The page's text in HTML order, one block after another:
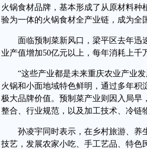
火锅食材品牌，基本形成了从原材料
验为一体的火锅食材全产业链，成为全
面临预制菜新风口，梁平区去年迅
业产值增加50亿元以上，每年消耗上千
“这些产业都是未来重庆农业产业发
火锅和小面地域特色鲜明，通过多年
极大品牌价值。预制菜产业则因入局早
整合、行业规范，以及加工技术、冷链
孙凌宇同时表示，在乡村旅游、养
技艺，发展农家小吃、手工艺品、特色